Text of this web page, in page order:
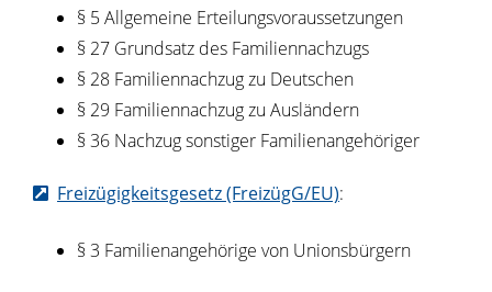
§ 5 Allgemeine Erteilungsvoraussetzungen
§ 27 Grundsatz des Familiennachzugs
§ 28 Familiennachzug zu Deutschen
§ 29 Familiennachzug zu Ausländern
§ 36 Nachzug sonstiger Familienangehöriger
Freizügigkeitsgesetz (FreizügG/EU):
§ 3 Familienangehörige von Unionsbürgern